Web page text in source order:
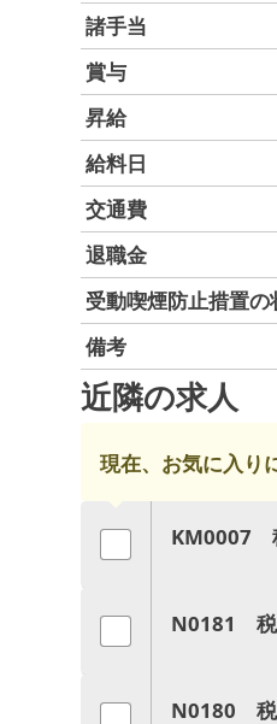
諸手当
賞与
昇給
給料日
交通費
退職金
受動喫煙防止措置の
備考
近隣の求人
現在、お気に入り
KM0007
N0181 税
N0180 税